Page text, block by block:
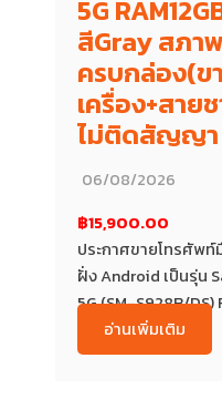
5G
สีGray สภา
ครบกล่อง(ข
เครื่อง+สาย
ไม่ติดสัญญา
06/08/2026
฿15,900.00
ประกาศขายโทรศัพ
ฝั่ง Android เป็นรุ่น
5G (SM-S928B/DS)
อ่านเพิ่มเติม